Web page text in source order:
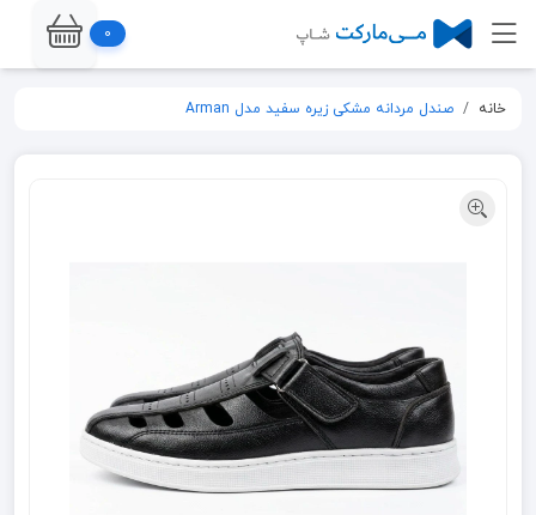
0
خانه صندل مردانه مشکی زیره سفید مدل Arman